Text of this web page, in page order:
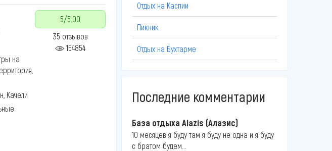
на
Качели
5/5.00
35 отзывов
154854
Отдых на Каспии
Пикник
Отдых на Бухтарме
Последние комментарии
База отдыха Alazis (Алазис)
10 месяцев я буду там я буду не одна и я буду
с братом будем...